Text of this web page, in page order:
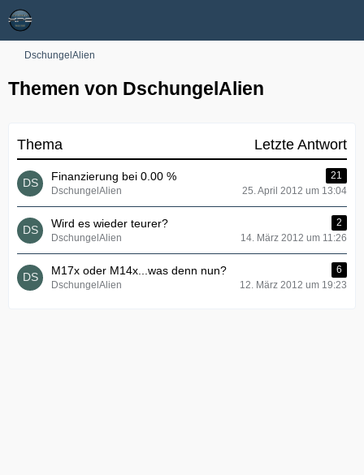
DschungelAlien
Themen von DschungelAlien
Thema Letzte Antwort
Finanzierung bei 0.00 %
21
DschungelAlien
25. April 2012 um 13:04
Wird es wieder teurer?
2
DschungelAlien
14. März 2012 um 11:26
M17x oder M14x...was denn nun?
6
DschungelAlien
12. März 2012 um 19:23